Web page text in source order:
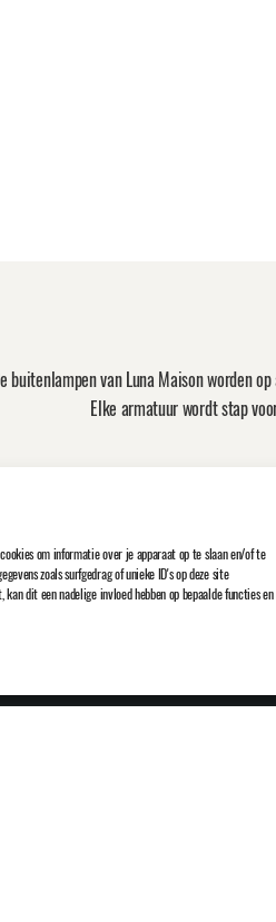
om informatie over je apparaat op te slaan en/of te
zoals surfgedrag of unieke ID's op deze site
dit een nadelige invloed hebben op bepaalde functies en
buitenlampen van Luna Maison worden
Elke armatuur wordt stap